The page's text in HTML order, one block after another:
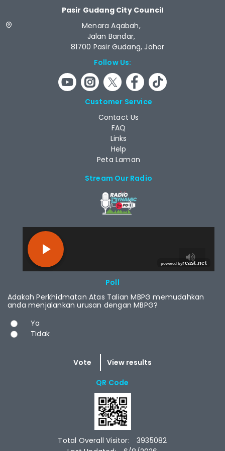
Pasir Gudang City Council
Menara Aqabah,
Jalan Bandar,
81700 Pasir Gudang, Johor
Follow Us:
Customer Service
Contact Us
FAQ
Links
Help
Peta Laman
Stream Our Radio
Poll
Adakah Perkhidmatan Atas Talian MBPG memudahkan
anda menjalankan urusan dengan MBPG?
Choices
Ya
Tidak
QR Code
Total Overall Visitor:
3935082